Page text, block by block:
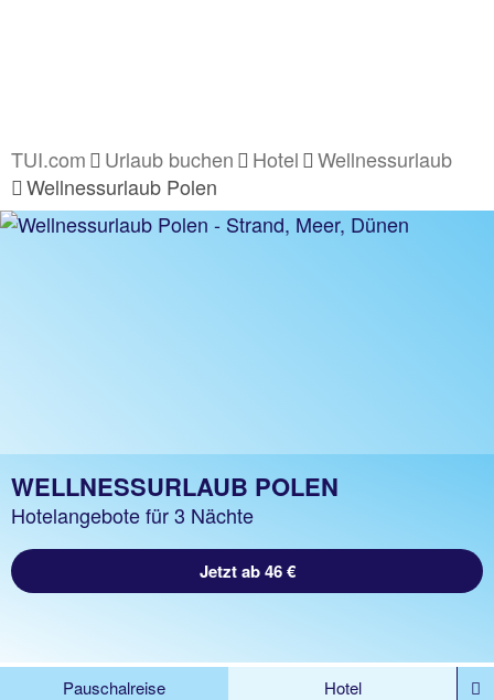
TUI.com Urlaub buchen Hotel
Wellnessurlaub
Wellnessurlaub Polen
WELLNESSURLAUB POLEN
Hotelangebote für 3 Nächte
Jetzt ab 46 €
Pauschalreise
Hotel